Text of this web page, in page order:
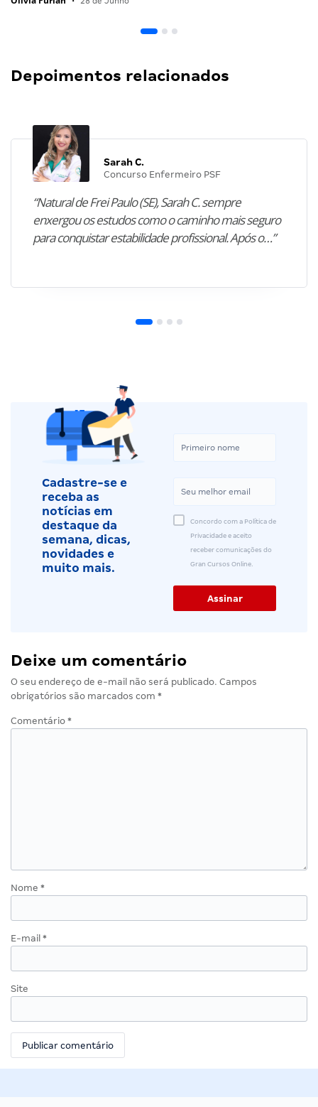
Depoimentos relacionados
Sarah C.
Concurso Enfermeiro PSF
“Natural de Frei Paulo (SE), Sarah C. sempre
enxergou os estudos como o caminho mais seguro
para conquistar estabilidade profissional. Após o…”
Cadastre-se e
receba as
notícias em
destaque da
semana, dicas,
novidades e
muito mais.
Concordo com a Política de
Privacidade e aceito
receber comunicações do
Gran Cursos Online.
Deixe um comentário
O seu endereço de e-mail não será publicado. Campos
obrigatórios são marcados com *
Comentário *
Nome *
E-mail *
Site